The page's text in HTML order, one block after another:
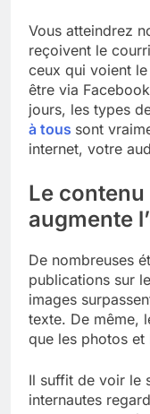
Vous atteindrez
reçoivent le
ceux qui voient
être via
jours, les types
à tous sont
internet, votre
Le
augmente
De nombreuses
publications sur
images
texte. De même,
que les photos et
Il suffit de voir le
internautes